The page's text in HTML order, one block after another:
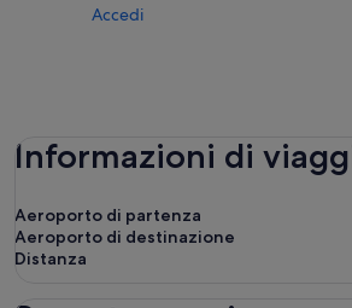
Accedi
Informazioni di
Aeroporto di partenza
Aeroporto di destinazione
Distanza